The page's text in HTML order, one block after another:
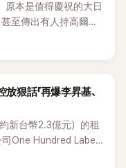
原本是值得慶祝的大日
至傳出有人持高爾夫
也親自發文向BLINK
狠話「再爆李昇基、
新台幣2.3億元）的租
One Hundred Label
YouTuber李鎮浩公開